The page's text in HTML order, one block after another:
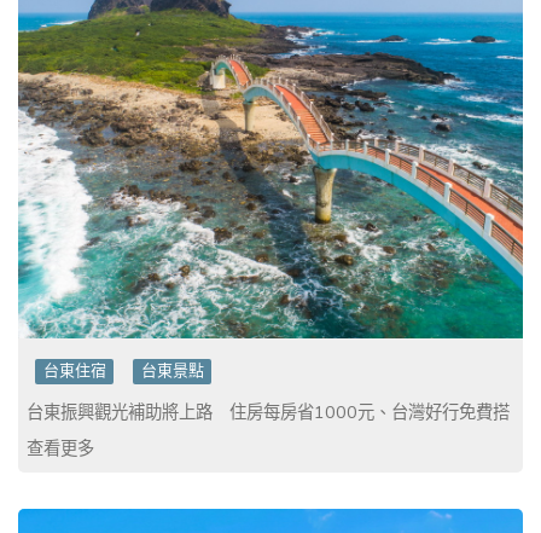
台東住宿 台東景點
台東振興觀光補助將上路 住房每房省1000元、台灣好行免費搭
查看更多